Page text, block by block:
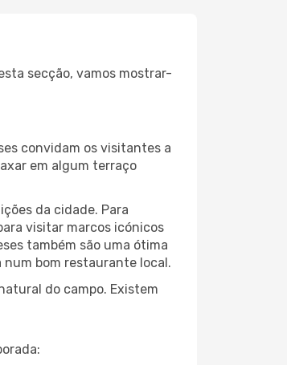
secção, vamos mostrar-
convidam os visitantes a
em algum terraço
da cidade. Para
visitar marcos icónicos
também são uma ótima
bom restaurante local.
do campo. Existem